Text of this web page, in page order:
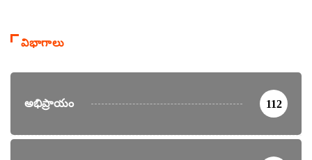
విభాగాలు
అభిప్రాయం 112